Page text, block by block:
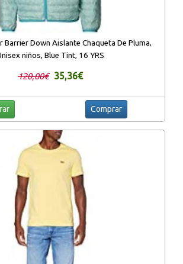
Barrier Down Aislante Chaqueta De Pluma,
niños, Blue Tint, 16 YRS
120,00€ 35,36€
Comprar